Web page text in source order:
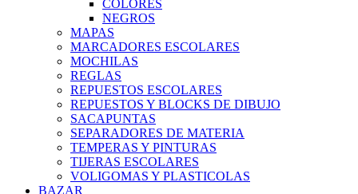
COLORES
NEGROS
MAPAS
MARCADORES ESCOLARES
MOCHILAS
REGLAS
REPUESTOS ESCOLARES
REPUESTOS Y BLOCKS DE DIBUJO
SACAPUNTAS
SEPARADORES DE MATERIA
TEMPERAS Y PINTURAS
TIJERAS ESCOLARES
VOLIGOMAS Y PLASTICOLAS
BAZAR